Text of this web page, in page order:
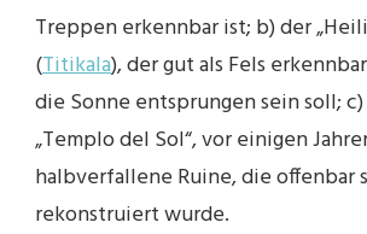
Treppen erkennbar ist; b) der
(Titikala), der gut als Fels
die Sonne entsprungen sein soll;
„Templo del Sol“, vor einigen
halbverfallene Ruine, die offenbar
rekonstruiert wurde.